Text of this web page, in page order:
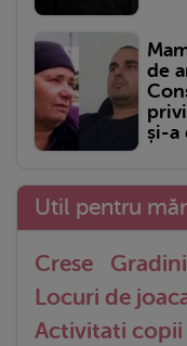
de
și-a
Util pentru
Crese
Locuri de
Activitati copii